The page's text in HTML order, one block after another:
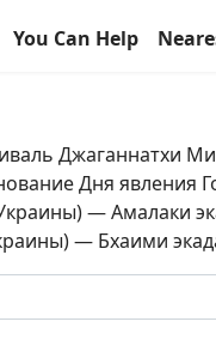
You Can Help
Джаганнатхи
Дня
— Амалаки
— Бхаими